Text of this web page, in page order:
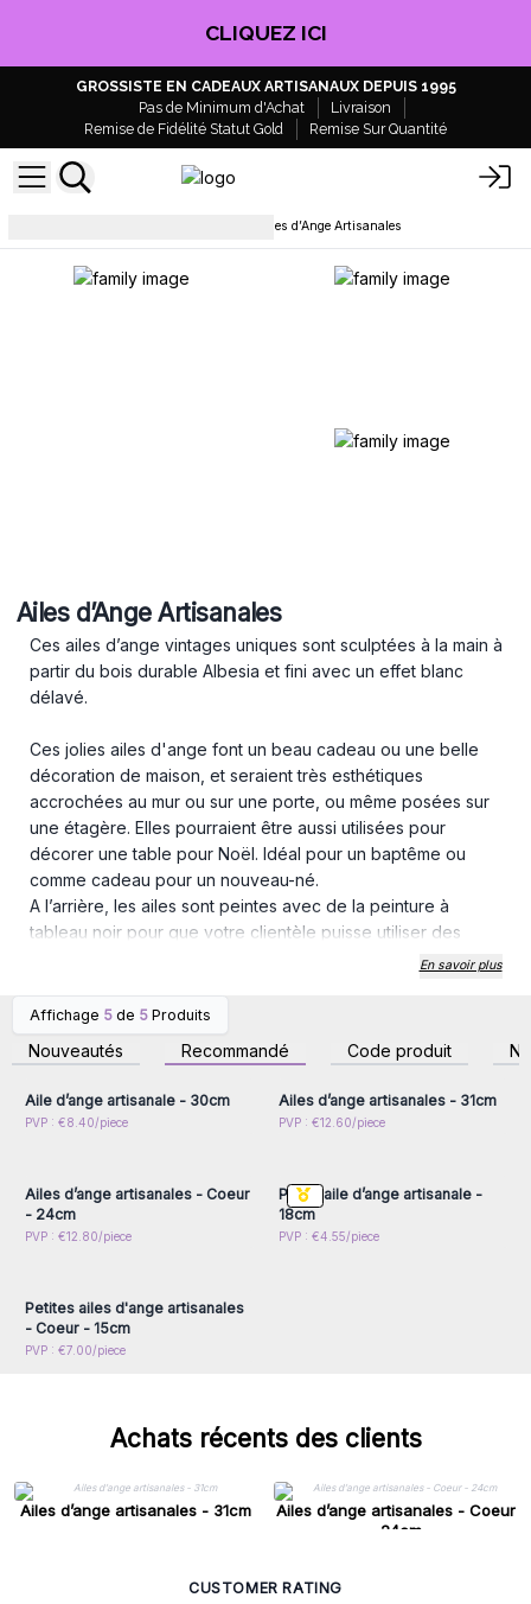
CLIQUEZ ICI
GROSSISTE EN CADEAUX ARTISANAUX DEPUIS 1995
Pas de Minimum d'Achat
Livraison
Remise de Fidélité Statut Gold
Remise Sur Quantité
Ailes d’Ange Artisanales
Ailes d’Ange Artisanales
Ces ailes d’ange vintages uniques sont sculptées à la main à
partir du bois durable Albesia et fini avec un effet blanc
délavé.
Ces jolies ailes d'ange font un beau cadeau ou une belle
décoration de maison, et seraient très esthétiques
accrochées au mur ou sur une porte, ou même posées sur
une étagère. Elles pourraient être aussi utilisées pour
décorer une table pour Noël. Idéal pour un baptême ou
comme cadeau pour un nouveau-né.
A l’arrière, les ailes sont peintes avec de la peinture à
tableau noir pour que votre clientèle puisse utiliser des
En savoir plus
Affichage 5 de 5 Produits
Nouveautés Recommandé Code produit
Connectez-vous ou
inscrivez-vous pour
accéder aux prix de gros
Aile d’ange artisanale - 30cm
PVP : €8.40/piece
inscrivez-vous pour
accéder aux prix de gros
Ailes d’ange artisanales - 31cm
PVP : €12.60/piece
Connectez-vous ou
Ailes d’ange artisanales - Coeur
- 24cm
PVP : €12.80/piece
Connectez-vous ou
Petite aile d’ange artisanale -
18cm
PVP : €4.55/piece
Connectez-vous ou
Petites ailes d'ange artisanales
- Coeur - 15cm
PVP : €7.00/piece
Achats récents des clients
Ailes d’ange artisanales - 31cm
Ailes d’ange artisanales - Coeur
- 24cm
CUSTOMER RATING